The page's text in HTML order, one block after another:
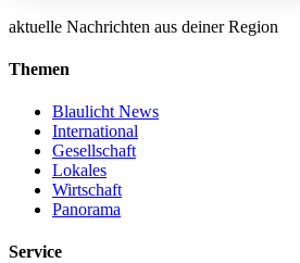
aktuelle Nachrichten aus deiner Region
Themen
Blaulicht News
International
Gesellschaft
Lokales
Wirtschaft
Panorama
Service